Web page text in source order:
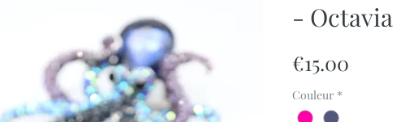
- Octavia
€15.00
Couleur *